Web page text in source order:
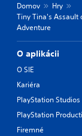
Domov
Hry
Tiny Tina's Assault
Adventure
O aplikácii
O SIE
Kariéra
PlayStation Studios
PlayStation
Firemné